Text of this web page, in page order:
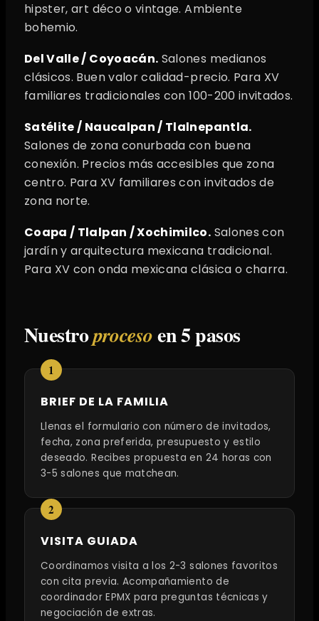
hipster, art déco o vintage. Ambiente
bohemio.
Del Valle / Coyoacán. Salones medianos
clásicos. Buen valor calidad-precio. Para XV
familiares tradicionales con 100-200 invitados.
Satélite / Naucalpan / Tlalnepantla.
Salones de zona conurbada con buena
conexión. Precios más accesibles que zona
centro. Para XV familiares con invitados de
zona norte.
Coapa / Tlalpan / Xochimilco. Salones con
jardín y arquitectura mexicana tradicional.
Para XV con onda mexicana clásica o charra.
Nuestroprocesoen 5 pasos
BRIEF DE LA FAMILIA
Llenas el formulario con número de invitados,
fecha, zona preferida, presupuesto y estilo
deseado. Recibes propuesta en 24 horas con
3-5 salones que matchean.
VISITA GUIADA
Coordinamos visita a los 2-3 salones favoritos
con cita previa. Acompañamiento de
coordinador EPMX para preguntas técnicas y
negociación de extras.